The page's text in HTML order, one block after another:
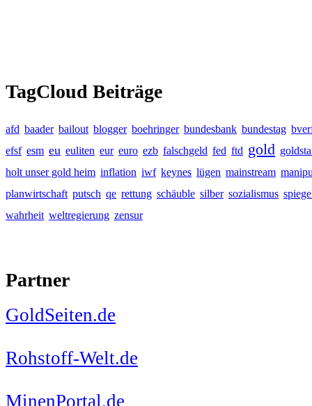
TagCloud Beiträge
afd baader bailout blogger boehringer bundesbank bundestag
efsf esm eu euliten eur euro ezb falschgeld fed ftd gold
holt unser gold heim inflation iwf keynes lügen mainstream
planwirtschaft putsch qe rettung schäuble silber sozialismus
wahrheit weltregierung zensur
Partner
GoldSeiten.de
Rohstoff-Welt.de
MinenPortal.de